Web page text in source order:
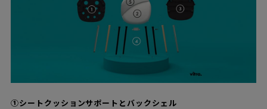
①シートクッションサポートとバックシェル